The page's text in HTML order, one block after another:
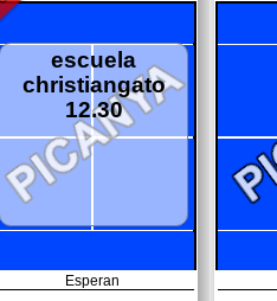
escuela
christiangato
12.30
Esperan